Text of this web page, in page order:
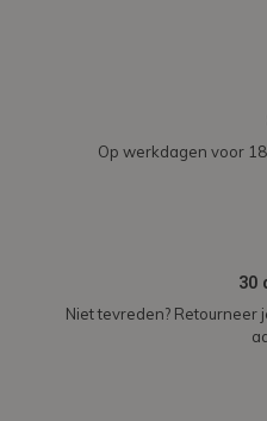
Op werkdagen voor
30
Niet tevreden?